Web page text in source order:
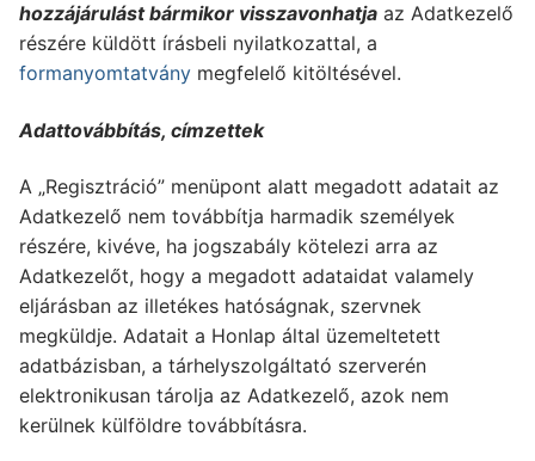
hozzájárulást bármikor visszavonhatja az Adatkezelő
részére küldött írásbeli nyilatkozattal, a
formanyomtatvány megfelelő kitöltésével.
Adattovábbítás, címzettek
A „Regisztráció” menüpont alatt megadott adatait az
Adatkezelő nem továbbítja harmadik személyek
részére, kivéve, ha jogszabály kötelezi arra az
Adatkezelőt, hogy a megadott adataidat valamely
eljárásban az illetékes hatóságnak, szervnek
megküldje. Adatait a Honlap által üzemeltetett
adatbázisban, a tárhelyszolgáltató szerverén
elektronikusan tárolja az Adatkezelő, azok nem
kerülnek külföldre továbbításra.